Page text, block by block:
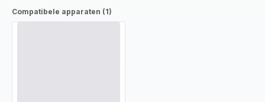
Compatibele apparaten (1)